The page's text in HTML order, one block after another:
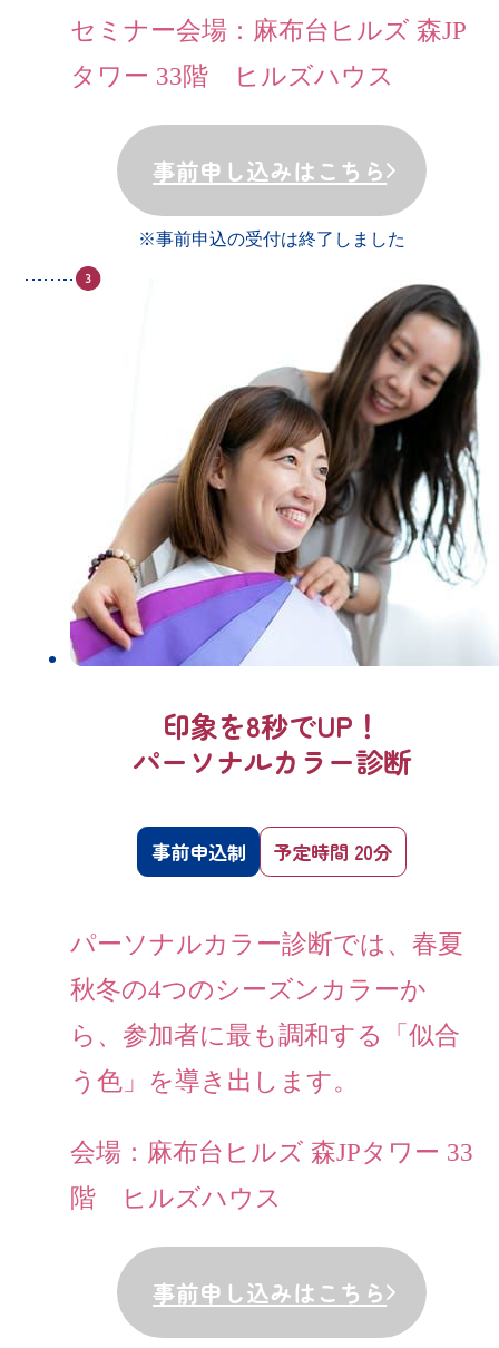
セミナー会場：麻布台ヒルズ 森JP
タワー 33階 ヒルズハウス
事前申し込みはこちら
※事前申込の受付は終了しました
印象を8秒でUP！
パーソナルカラー診断
事前申込制 予定時間 20分
パーソナルカラー診断では、春夏
秋冬の4つのシーズンカラーか
ら、参加者に最も調和する「似合
う色」を導き出します。
会場：麻布台ヒルズ 森JPタワー 33
階 ヒルズハウス
事前申し込みはこちら